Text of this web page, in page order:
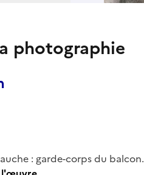
photographie
: garde-corps du balcon.